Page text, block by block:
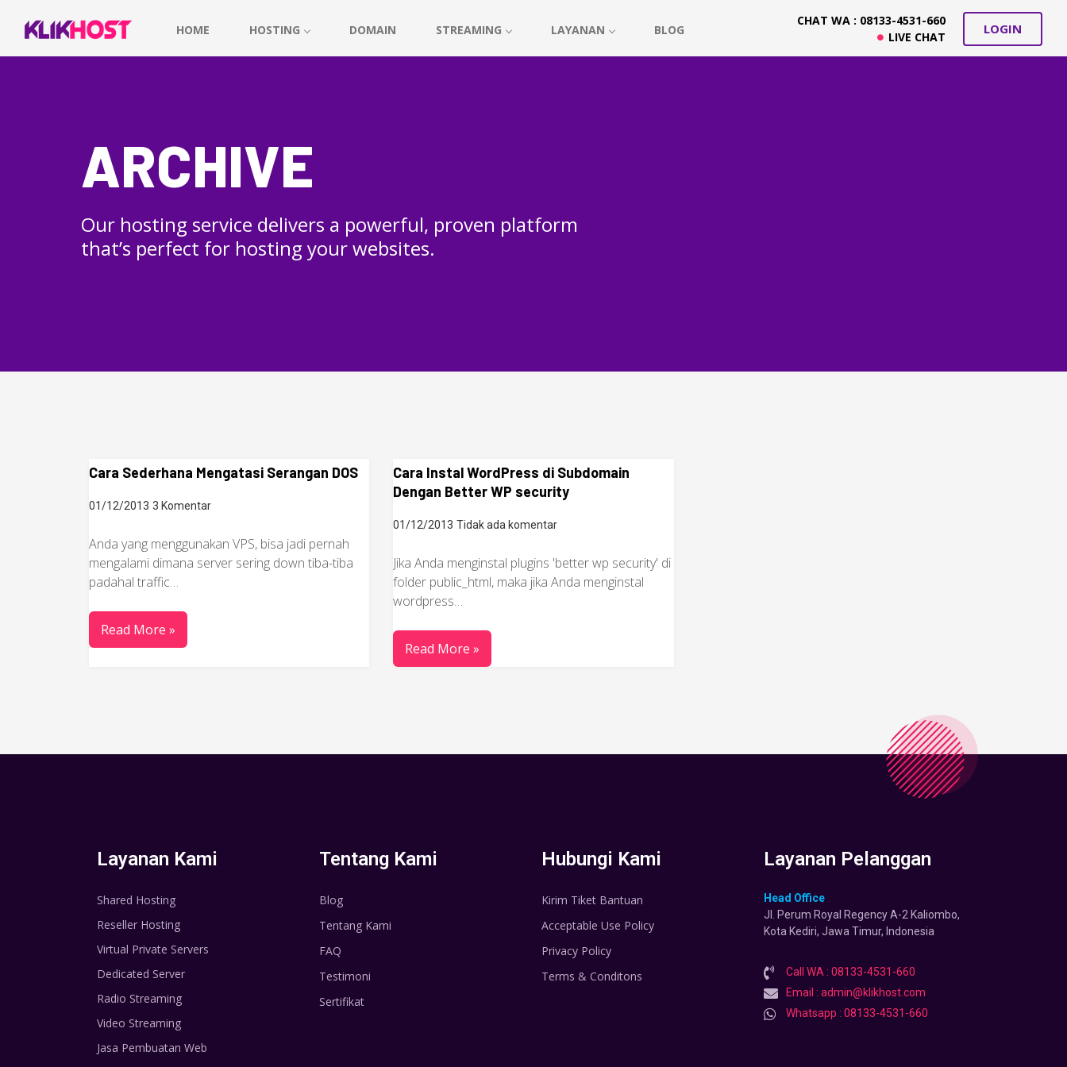
HOME HOSTING DOMAIN STREAMING LAYANAN BLOG
CHAT WA : 08133-4531-660
LIVE CHAT
LOGIN
ARCHIVE
Our hosting service delivers a powerful, proven platform
that’s perfect for hosting your websites.
Cara Sederhana Mengatasi Serangan DOS
01/12/2013 3 Komentar
Anda yang menggunakan VPS, bisa jadi pernah
mengalami dimana server sering down tiba-tiba
padahal traffic…
Read More »
Cara Instal WordPress di Subdomain
Dengan Better WP security
01/12/2013 Tidak ada komentar
Jika Anda menginstal plugins 'better wp security' di
folder public_html, maka jika Anda menginstal
wordpress…
Read More »
Layanan Kami
Shared Hosting
Reseller Hosting
Virtual Private Servers
Dedicated Server
Radio Streaming
Video Streaming
Jasa Pembuatan Web
Tentang Kami
Blog
Tentang Kami
FAQ
Testimoni
Sertifikat
Hubungi Kami
Kirim Tiket Bantuan
Acceptable Use Policy
Privacy Policy
Terms & Conditons
Layanan Pelanggan
Head Office
Jl. Perum Royal Regency A-2 Kaliombo,
Kota Kediri, Jawa Timur, Indonesia
Call WA : 08133-4531-660
Email : admin@klikhost.com
Whatsapp : 08133-4531-660